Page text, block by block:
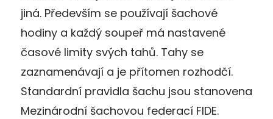
jiná. Především se používají šachové
hodiny a každý soupeř má nastavené
časové limity svých tahů. Tahy se
zaznamenávají a je přítomen rozhodčí.
Standardní pravidla šachu jsou stanovena
Mezinárodní šachovou federací FIDE.